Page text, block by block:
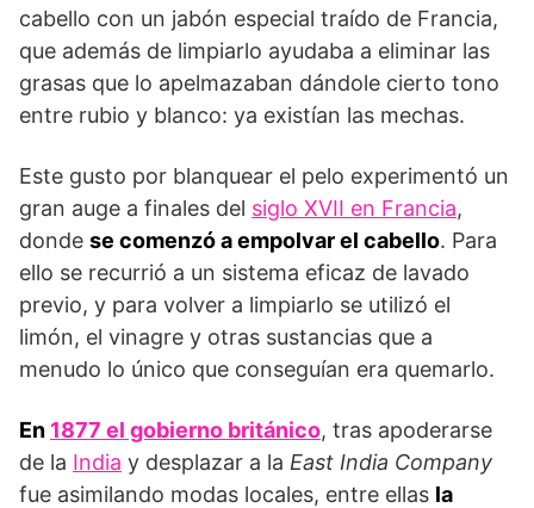
cabello con un jabón especial traído de Francia,
que además de limpiarlo ayudaba a eliminar las
grasas que lo apelmazaban dándole cierto tono
entre rubio y blanco: ya existían las mechas.
Este gusto por blanquear el pelo experimentó un
gran auge a finales del siglo XVII en Francia,
donde se comenzó a empolvar el cabello. Para
ello se recurrió a un sistema eficaz de lavado
previo, y para volver a limpiarlo se utilizó el
limón, el vinagre y otras sustancias que a
menudo lo único que conseguían era quemarlo.
En 1877 el gobierno británico, tras apoderarse
de la India y desplazar a la East India Company
fue asimilando modas locales, entre ellas la